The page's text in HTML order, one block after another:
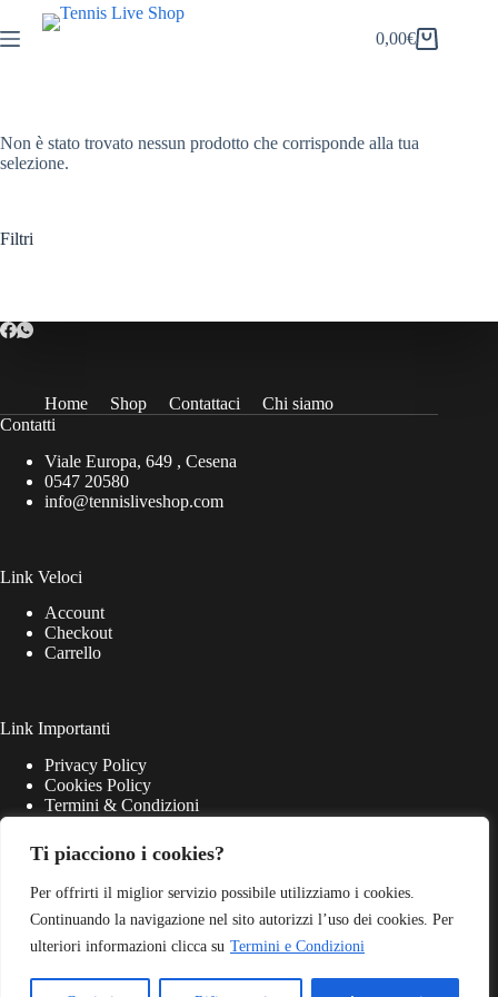
Ti piacciono i cookies?
Per offrirti il miglior servizio possibile utilizziamo i cookies.
Continuando la navigazione nel sito autorizzi l’uso dei cookies. Per
ulteriori informazioni clicca su Termini e Condizioni
al
contenuto
Carrello
0,00€
Non è stato trovato nessun prodotto che corrisponde alla tua
selezione.
Filtri
Home Shop Contattaci
Chi siamo
Contatti
Viale Europa, 649 , Cesena
0547 20580
info@tennisliveshop.com
Link Veloci
Account
Checkout
Carrello
Link Importanti
Privacy Policy
Cookies Policy
Termini & Condizioni